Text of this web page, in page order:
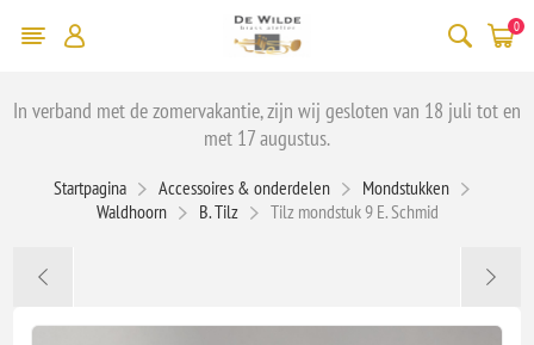
0
In verband met de zomervakantie, zijn wij gesloten van 18 juli tot en
met 17 augustus.
Startpagina Accessoires & onderdelen
Mondstukken
Waldhoorn
B. Tilz Tilz mondstuk 9 E. Schmid